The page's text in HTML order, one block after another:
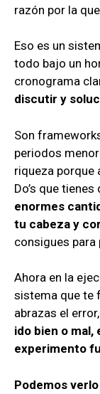
razón por la
Eso es un
todo bajo un
cronograma
discutir y
Son
periodos
riqueza porque
Do’s que
enormes
tu cabeza y
consigues
Ahora en la
sistema que te
abrazas el error,
ido bien o
experimento
Podemos